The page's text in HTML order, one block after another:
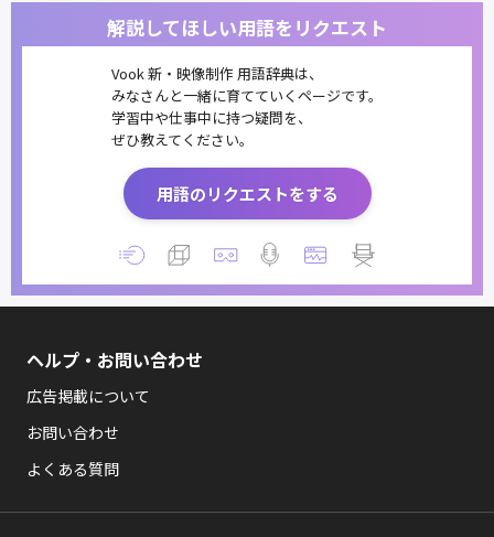
解説してほしい用語をリクエスト
Vook 新・映像制作 用語辞典は、
みなさんと一緒に育てていくページです。
学習中や仕事中に持つ疑問を、
ぜひ教えてください。
用語のリクエストをする
ヘルプ・お問い合わせ
広告掲載について
お問い合わせ
よくある質問